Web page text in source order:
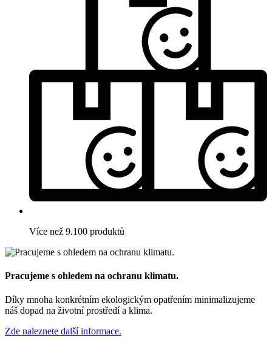
Více než 9.100 produktů
Pracujeme s ohledem na ochranu klimatu.
Díky mnoha konkrétním ekologickým opatřením minimalizujeme
náš dopad na životní prostředí a klima.
Zde naleznete další informace.